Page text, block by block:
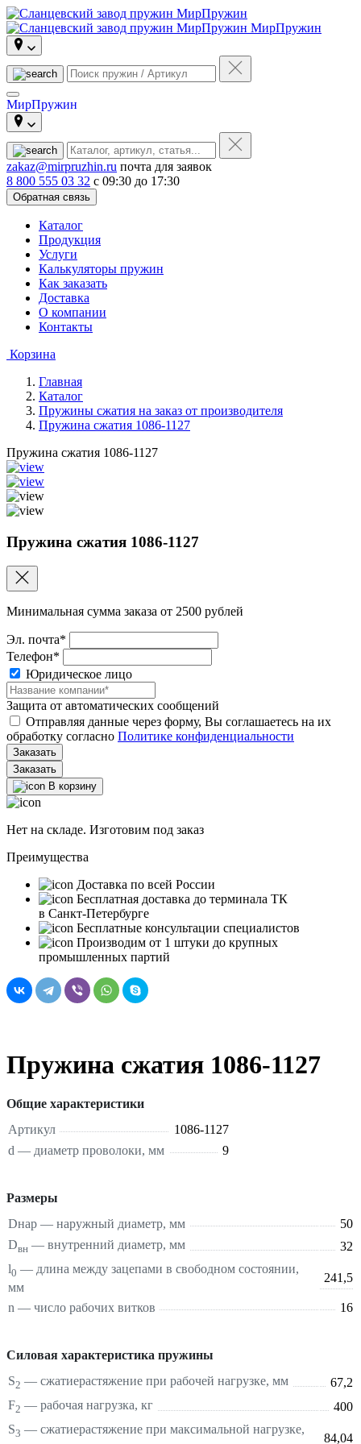
МирПружин
МирПружин
zakaz@mirpruzhin.ru почта для заявок
8 800 555 03 32 с 09:30 до 17:30
Обратная связь
Каталог
Продукция
Услуги
Калькуляторы пружин
Как заказать
Доставка
О компании
Контакты
Корзина
Главная
Каталог
Пружины сжатия на заказ от производителя
Пружина сжатия 1086-1127
Пружина сжатия 1086-1127
Пружина сжатия 1086-1127
Минимальная сумма заказа от 2500 рублей
Эл. почта*
Телефон*
Юридическое лицо
Защита от автоматических сообщений
Отправляя данные через форму, Вы соглашаетесь на их
обработку согласно Политике конфиденциальности
Заказать
В корзину
Нет на складе. Изготовим под заказ
Преимущества
Доставка по всей России
Бесплатная доставка до терминала ТК
в Санкт‑Петербурге
Бесплатные консультации специалистов
Производим от 1 штуки до крупных
промышленных партий
Пружина сжатия 1086-1127
Общие характеристики
Артикул
1086-1127
d — диаметр проволоки, мм
9
Размеры
Dнар — наружный диаметр, мм
50
Dвн — внутренний диаметр, мм
32
l0 — длина между зацепами в свободном состоянии,
мм
241,5
n — число рабочих витков 16
Силовая характеристика пружины
S2 — сжатиерастяжение при рабочей нагрузке, мм
67,2
F2 — рабочая нагрузка, кг
400
S3 — сжатиерастяжение при максимальной нагрузке,
84,04